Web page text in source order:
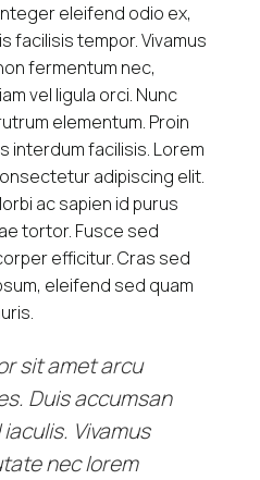
eleifend odio ex,
facilisis tempor. Vivamus
fermentum nec,
vel ligula orci. Nunc
elementum. Proin
interdum facilisis. Lorem
adipiscing elit.
ac sapien id purus
tortor. Fusce sed
efficitur. Cras sed
eleifend sed quam
sit amet arcu
Duis accumsan
Vivamus
nec lorem